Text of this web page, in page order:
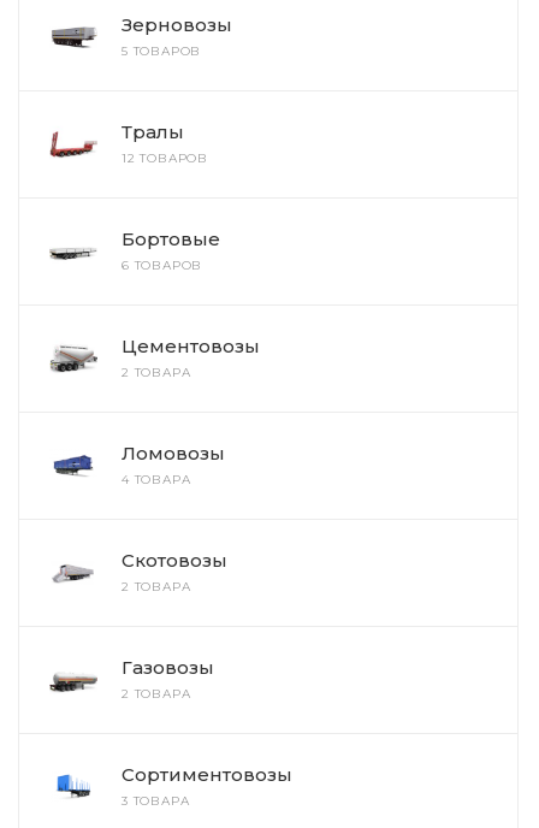
Зерновозы
5 ТОВАРОВ
Тралы
12 ТОВАРОВ
Бортовые
6 ТОВАРОВ
Цементовозы
2 ТОВАРА
Ломовозы
4 ТОВАРА
Скотовозы
2 ТОВАРА
Газовозы
2 ТОВАРА
Сортиментовозы
3 ТОВАРА